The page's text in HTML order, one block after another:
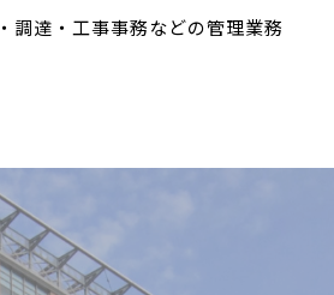
調達・工事事務などの管理業務